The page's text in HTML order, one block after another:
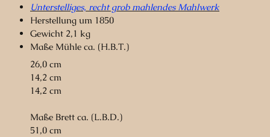
Unterstelliges, recht grob mahlendes Mahlwerk
Herstellung um 1850
Gewicht 2,1 kg
Maße Mühle ca. (H.B.T.)
26,0 cm
14,2 cm
14,2 cm
Maße Brett ca. (L.B.D.)
51,0 cm